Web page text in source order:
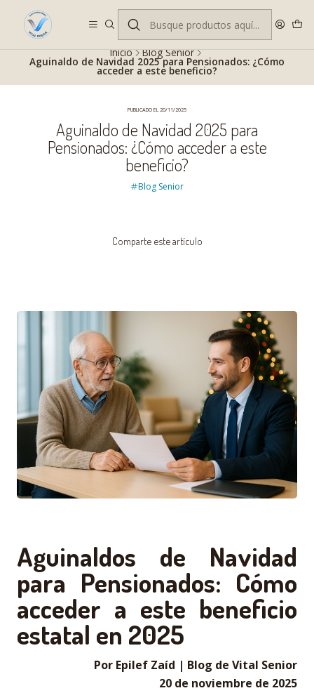
Despacho gratis en RM desde $100.000. Revisa las condiciones.
Inicio Blog Senior
Aguinaldo de Navidad 2025 para Pensionados: ¿Cómo
acceder a este beneficio?
PUBLICADO EL 20/11/2025
Aguinaldo de Navidad 2025 para
Pensionados: ¿Cómo acceder a este
beneficio?
Blog Senior
Comparte este artículo
Aguinaldos de Navidad
para Pensionados: Cómo
acceder a este beneficio
estatal en 2025
Por Epilef Zaíd | Blog de Vital Senior
20 de noviembre de 2025